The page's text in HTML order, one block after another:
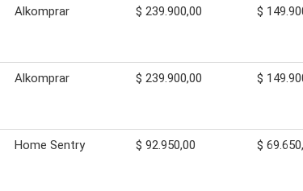
Alkomprar $ 239.900,00 $
Alkomprar $ 239.900,00 $
Home Sentry $ 92.950,00 $